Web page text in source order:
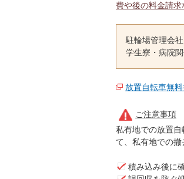
費や後の料金請求
駐輪場管理会
学生寮・病院
放置自転車無
ご注意事項
私有地での放置
て、私有地での
積み込み後に